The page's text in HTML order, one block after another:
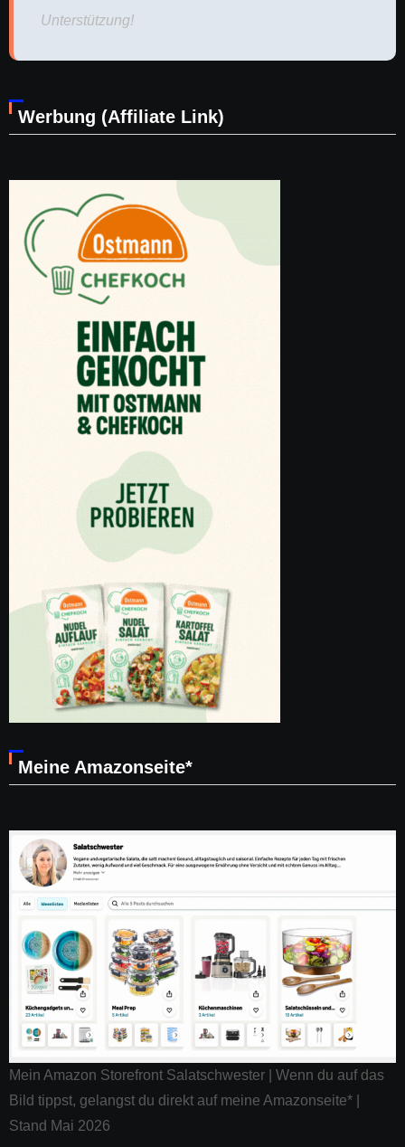
Unterstützung!
Werbung (Affiliate Link)
Meine Amazonseite*
Mein Amazon Storefront Salatschwester | Wenn du auf das
Bild tippst, gelangst du direkt auf meine Amazonseite* |
Stand Mai 2026